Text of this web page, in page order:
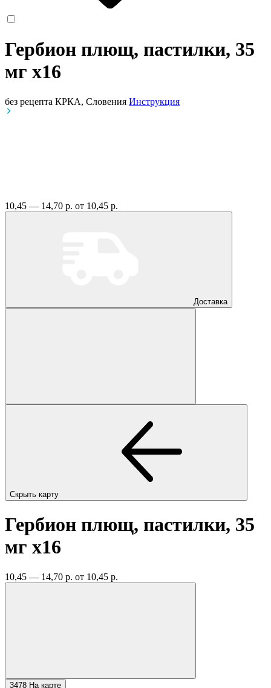
Гербион плющ, пастилки, 35
мг x16
без рецепта КРКА, Словения Инструкция
10,45 — 14,70 р. от 10,45 р.
Доставка
Скрыть карту
Гербион плющ, пастилки, 35
мг x16
10,45 — 14,70 р. от 10,45 р.
3478 На карте